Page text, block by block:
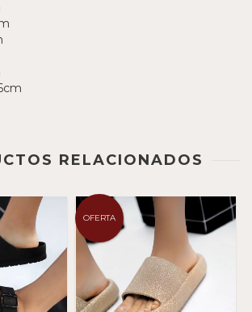
RELACIONADOS
OFERTA